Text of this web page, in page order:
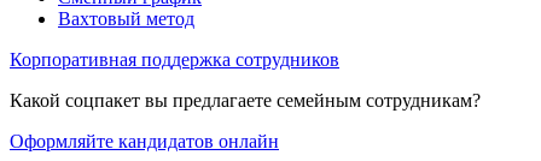
Вахтовый метод
Корпоративная поддержка сотрудников
Какой соцпакет вы предлагаете семейным сотрудникам?
Оформляйте кандидатов онлайн